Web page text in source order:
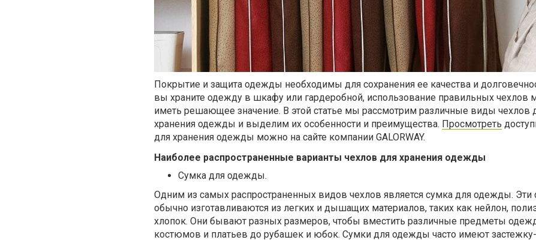
Покрытие и защита одежды необходимы для сохранения ее качества и
вы храните одежду в шкафу или гардеробной, использование правильных чехлов
иметь решающее значение. В этой статье мы рассмотрим различные виды чехлов
хранения одежды и выделим их особенности и преимущества. Просмотреть
для хранения одежды можно на сайте компании GALORWAY.
Наиболее распространенные варианты чехлов для хранения одежды
Сумка для одежды.
Одним из самых распространенных видов чехлов является сумка для одежды. Эти
обычно изготавливаются из легких и дышащих материалов, таких как нейлон,
хлопок. Они бывают разных размеров, чтобы вместить различные предметы
костюмов и платьев до рубашек и юбок. Сумки для одежды часто имеют